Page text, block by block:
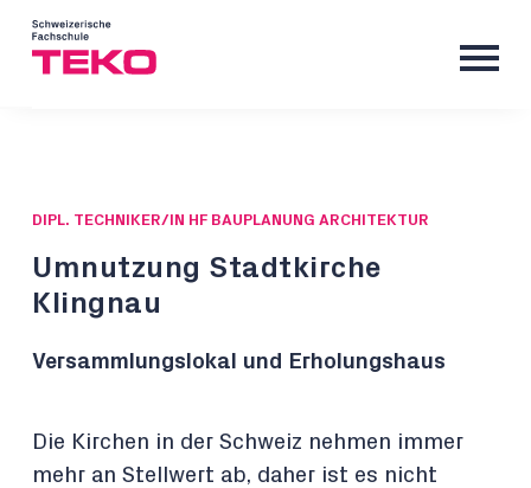
DIPL. TECHNIKER/IN HF BAUPLANUNG ARCHITEKTUR
Umnutzung Stadtkirche
Klingnau
Versammlungslokal und Erholungshaus
Die Kirchen in der Schweiz nehmen immer
mehr an Stellwert ab, daher ist es nicht